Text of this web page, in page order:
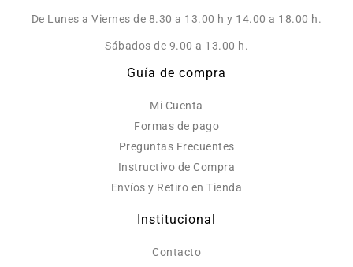
De Lunes a Viernes de 8.30 a 13.00 h y 14.00 a 18.00 h.
Sábados de 9.00 a 13.00 h.
Guía de compra
Mi Cuenta
Formas de pago
Preguntas Frecuentes
Instructivo de Compra
Envíos y Retiro en Tienda
Institucional
Contacto